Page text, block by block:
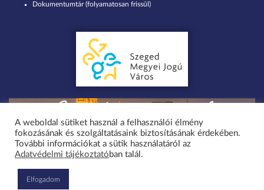
Dokumentumtár (folyamatosan frissül)
Minden jog fenntartva 2026 © Szent-Györgyi Albert Agóra Heller Ödön
Művelődési Ház Szeged-Tápé / design by greenteam.hu
A weboldal sütiket használ a felhasználói élmény
fokozásának és szolgáltatásaink biztosításának érdekében.
További információkat a sütik használatáról az
Adatvédelmi tájékoztató ban talál.
Elfogadom